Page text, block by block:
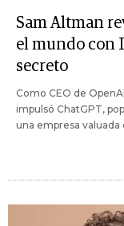
Sam Altman
el mundo con
secreto
Como CEO de
impulsó ChatGPT,
una empresa